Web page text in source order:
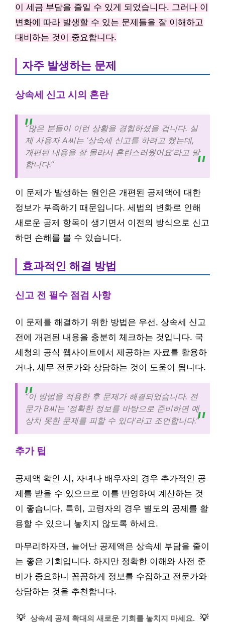
이 세금 부담을 줄일 수 있게 되었습니다. 그러나 이
변화에 따라 발생할 수 있는 문제들을 잘 이해하고
대비하는 것이 중요합니다.
자주 발생하는 문제
상속세 신고 시의 혼란
“많은 분들이 이런 상황을 경험하셨을 겁니다. 실
제 사용자 A씨는 ‘상속세 신고를 하려고 했는데,
개편된 내용을 잘 몰라서 혼란스러웠어요’라고 말
합니다.”
이 문제가 발생하는 원인은 개편된 공제액에 대한
정보가 부족하기 때문입니다. 세법의 변화로 인해
새로운 공제 항목이 생기면서 이전의 방식으로 신고
하면 손해를 볼 수 있습니다.
효과적인 해결 방법
신고 전 필수 점검 사항
이 문제를 해결하기 위한 방법은 우선, 상속세 신고
전에 개편된 내용을 충분히 체크하는 것입니다. 국
세청의 공식 웹사이트에서 제공하는 자료를 활용하
거나, 세무 전문가와 상담하는 것이 도움이 됩니다.
“이 방법을 적용한 후 문제가 해결되었습니다. 전
문가 B씨는 ‘정확한 정보를 바탕으로 준비하면 예
상치 못한 문제를 피할 수 있다’라고 조언합니다.”
추가 팁
공제액 확인 시, 자녀나 배우자의 경우 추가적인 공
제를 받을 수 있으므로 이를 반영하여 계산하는 것
이 좋습니다. 특히, 고령자의 경우 별도의 공제를 활
용할 수 있으니 놓치지 않도록 하세요.
마무리하자면, 늘어난 공제액은 상속세 부담을 줄이
는 좋은 기회입니다. 하지만 정확한 이해와 사전 준
비가 중요하니 꼼꼼하게 정보를 수집하고 전문가와
상담하는 것을 추천합니다.
💡 상속세 공제 확대의 새로운 기회를 놓치지 마세요. 💡